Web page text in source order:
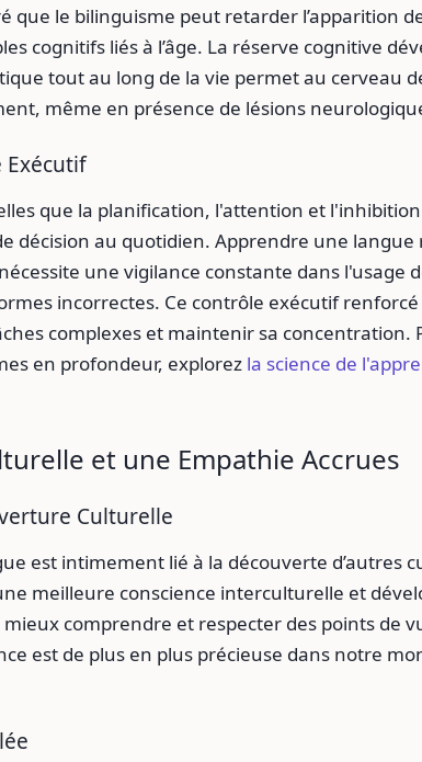
que le bilinguisme peut retarder l’apparition
cognitifs liés à l’âge. La réserve cognitive
tout au long de la vie permet au cerveau
même en présence de lésions
Exécutif
que la planification, l'attention et
décision au quotidien. Apprendre une langue
une vigilance constante dans l'usage
incorrectes. Ce contrôle exécutif
complexes et maintenir sa concentration.
en profondeur, explorez la science de
et une Empathie Accrues
Culturelle
est intimement lié à la découverte d’autres
meilleure conscience interculturelle et
comprendre et respecter des points de
est de plus en plus précieuse dans notre